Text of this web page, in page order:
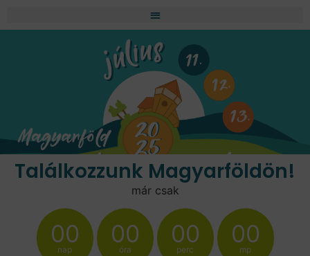
Találkozzunk Magyarföldön!
már csak
00
nap
00
óra
00
perc
00
mp